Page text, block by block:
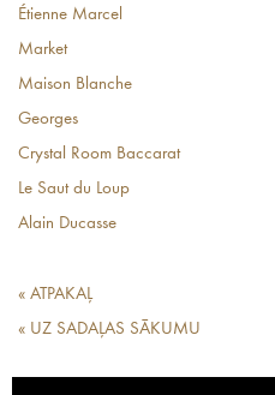
Étienne Marcel
Market
Maison Blanche
Georges
Crystal Room Baccarat
Le Saut du Loup
Alain Ducasse
« ATPAKAĻ
« UZ SADAĻAS SĀKUMU